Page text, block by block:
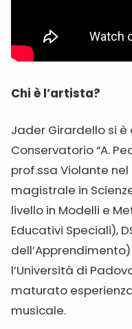
Chi è l’artista?
Jader Girardello si
Conservatorio “A.
prof.ssa Violante nel
magistrale in
livello in Modelli e
Educativi Speciali),
l’Università di
maturato
musicale.